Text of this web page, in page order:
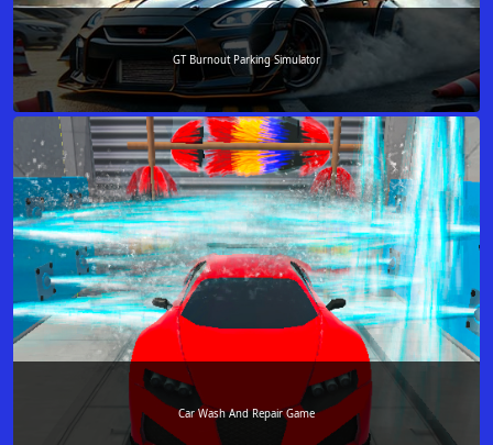
GT Burnout Parking Simulator
Car Wash And Repair Game